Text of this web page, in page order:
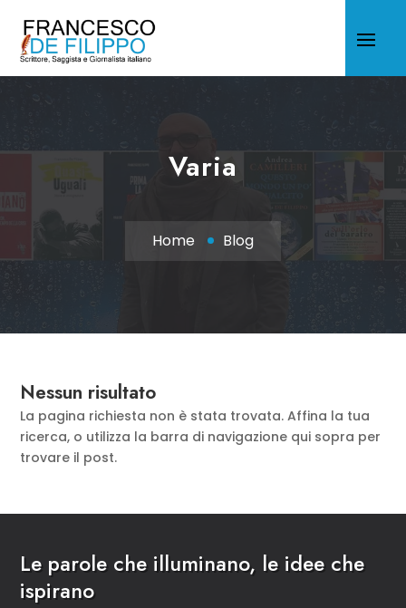
Varia
Home Blog
Nessun risultato
La pagina richiesta non è stata trovata. Affina la tua
ricerca, o utilizza la barra di navigazione qui sopra per
trovare il post.
Le parole che illuminano, le idee che
ispirano